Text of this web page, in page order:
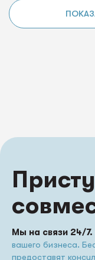
Мы на связи 24/7.
вашего бизнеса.
предоставят